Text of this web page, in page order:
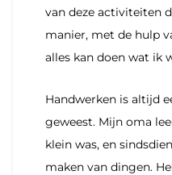
van deze activiteiten
manier, met de hulp
alles kan doen wat ik
Handwerken is altijd
geweest. Mijn oma
klein was, en
maken van dingen.